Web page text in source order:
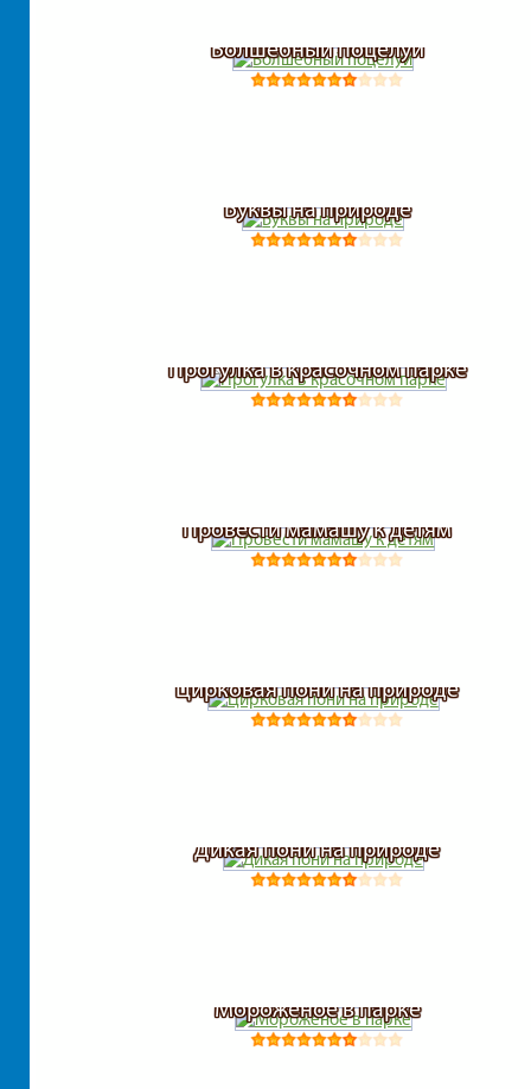
Волшебный поцелуй
Буквы на природе
Прогулка в красочном парке
Провести мамашу к детям
Цирковая пони на природе
Дикая пони на природе
Мороженое в парке